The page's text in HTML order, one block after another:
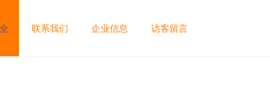
联系我们 企业信息 访客留言